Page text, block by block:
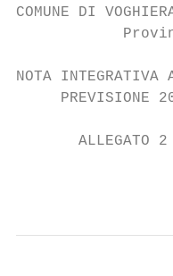
COMUNE DI
NOTA
PREVISIONE
ALLEGATO